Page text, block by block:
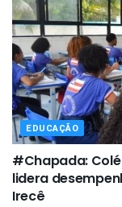
EDUCAÇÃO
#Chapada:
lidera
Irecê